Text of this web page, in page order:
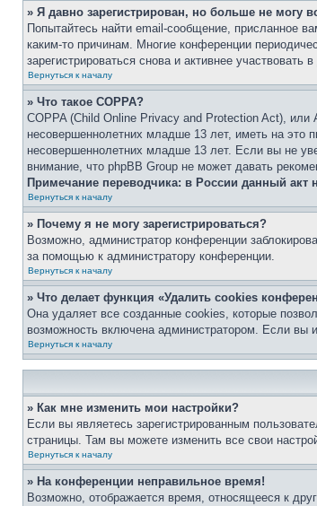
» Я давно зарегистрирован, но больше не могу
Попытайтесь найти email-сообщение, присланное
каким-то причинам. Многие конференции
зарегистрироваться снова и активнее участвовать
Вернуться к началу
» Что такое COPPA?
COPPA (Child Online Privacy and Protection Act),
несовершеннолетних младше 13 лет, иметь на это
несовершеннолетних младше 13 лет. Если вы не
внимание, что phpBB Group не может давать
Примечание переводчика: в России данный акт
Вернуться к началу
» Почему я не могу зарегистрироваться?
Возможно, администратор конференции
за помощью к администратору конференции.
Вернуться к началу
» Что делает функция «Удалить cookies
Она удаляет все созданные cookies, которые
возможность включена администратором. Если вы
Вернуться к началу
» Как мне изменить мои настройки?
Если вы являетесь зарегистрированным
страницы. Там вы можете изменить все свои
Вернуться к началу
» На конференции неправильное время!
Возможно, отображается время, относящееся к